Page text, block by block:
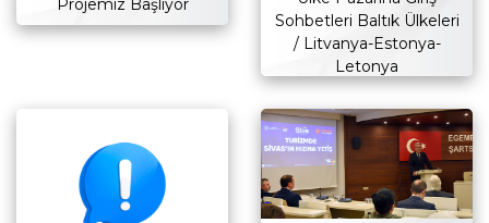
Projemiz Başlıyor
Sohbetleri Baltık Ülkeleri
/ Litvanya-Estonya-
Letonya